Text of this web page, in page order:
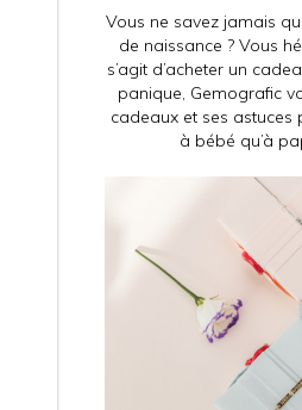
Vous ne savez jamais
de naissance ? Vous
s’agit d’acheter un
panique, Gemografic
cadeaux et ses
à bébé qu’à